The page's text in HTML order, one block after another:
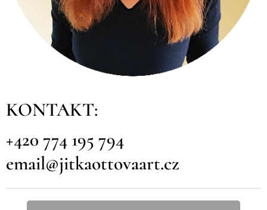
KONTAKT:
+420 774 195 794
email@jitkaottovaart.cz